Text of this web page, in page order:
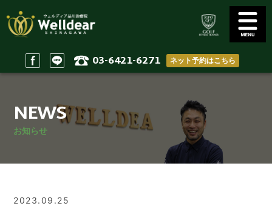
03-6421-6271 ネット予約はこちら
Staff
スタッフ
Access
アクセス
Home
ホーム
NEWS
お知らせ
2023.09.25